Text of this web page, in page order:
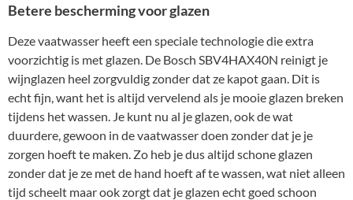
Betere bescherming voor glazen
Deze vaatwasser heeft een speciale technologie die extra
voorzichtig is met glazen. De Bosch SBV4HAX40N reinigt je
wijnglazen heel zorgvuldig zonder dat ze kapot gaan. Dit is
echt fijn, want het is altijd vervelend als je mooie glazen breken
tijdens het wassen. Je kunt nu al je glazen, ook de wat
duurdere, gewoon in de vaatwasser doen zonder dat je je
zorgen hoeft te maken. Zo heb je dus altijd schone glazen
zonder dat je ze met de hand hoeft af te wassen, wat niet alleen
tijd scheelt maar ook zorgt dat je glazen echt goed schoon